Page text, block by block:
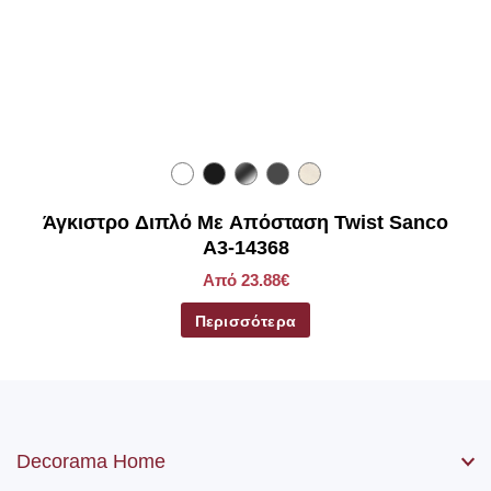
Άγκιστρο Διπλό Με Απόσταση Twist Sanco
Α3-14368
Από 23.88€
Περισσότερα
Decorama Home